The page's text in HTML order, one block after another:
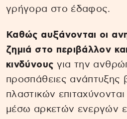
γρήγορα στο έδαφος.
Καθώς αυξάνονται οι
ζημιά στο περιβάλλον
κινδύνους για την
προσπάθειες ανάπτυξης
πλαστικών
μέσω αρκετών ενεργών